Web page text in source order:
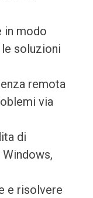
in modo
soluzioni
remota
via
di
e risolvere